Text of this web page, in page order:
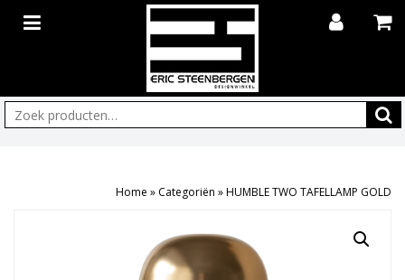
Zoeken:
Home » Categoriën »HUMBLE TWO TAFELLAMP GOLD